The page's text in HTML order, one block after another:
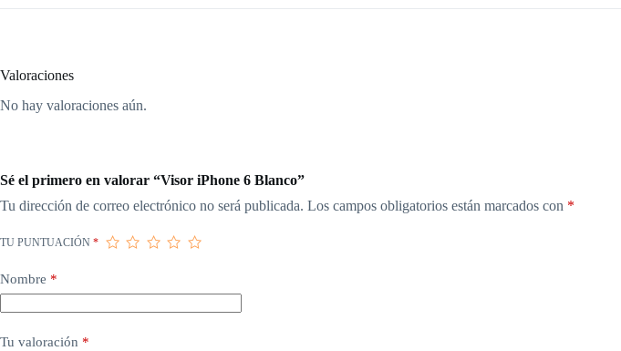
Valoraciones
No hay valoraciones aún.
Sé el primero en valorar “Visor iPhone 6 Blanco”
Tu dirección de correo electrónico no será publicada. Los campos obligatorios están marcados con *
TU PUNTUACIÓN *
Nombre *
Tu valoración *